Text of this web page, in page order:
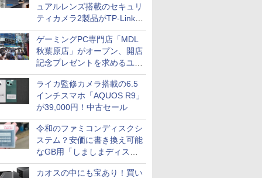
ュアルレンズ搭載のセキュリ
ティカメラ2製品がTP-Linkか
ら
ゲーミングPC専門店「MDL
秋葉原店」がオープン、開店
記念プレゼントを求めるユー
ザーが押し寄せ長蛇の列に
ライカ監修カメラ搭載の6.5
インチスマホ「AQUOS R9」
が39,000円！中古セール
令和のファミコンディスクシ
ステム？安価に書き換え可能
なGB用「しましまディスク
システム」
カオスの中にも宝あり！買い